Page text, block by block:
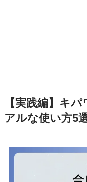
【実践編】キ
アルな使い方5